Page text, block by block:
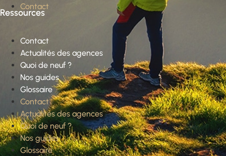
Contact
Ressources
Contact
Actualités des agences
Quoi de neuf ?
Nos guides
Glossaire
Contact
Actualités des agences
Quoi de neuf ?
Nos guides
Glossaire